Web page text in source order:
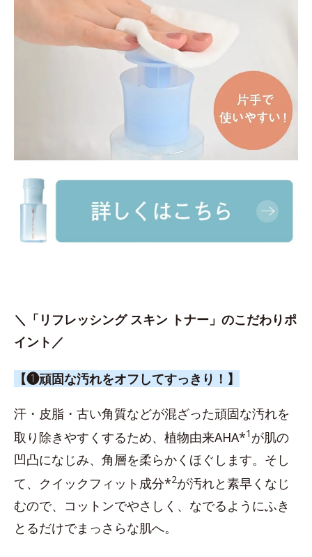
＼「リフレッシング スキン トナー」のこだわりポ
イント／
【❶頑固な汚れをオフしてすっきり！】
汗・皮脂・古い角質などが混ざった頑固な汚れを
取り除きやすくするため、植物由来AHA*1 が肌の
凹凸になじみ、角層を柔らかくほぐします。そし
て、クイックフィット成分*2が汚れと素早くなじ
むので、コットンでやさしく、なでるようにふき
とるだけでまっさらな肌へ。